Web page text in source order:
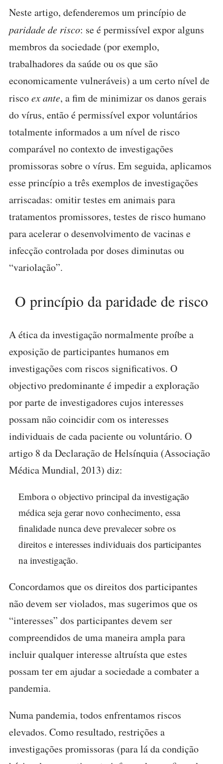
Neste artigo, defenderemos um princípio de
paridade de risco: se é permissível expor alguns
membros da sociedade (por exemplo,
trabalhadores da saúde ou os que são
economicamente vulneráveis) a um certo nível de
riscoex ante, a fim de minimizar os danos gerais
do vírus, então é permissível expor voluntários
totalmente informados a um nível de risco
comparável no contexto de investigações
promissoras sobre o vírus. Em seguida, aplicamos
esse princípio a três exemplos de investigações
arriscadas: omitir testes em animais para
tratamentos promissores, testes de risco humano
para acelerar o desenvolvimento de vacinas e
infecção controlada por doses diminutas ou
“variolação”.
O princípio da paridade de risco
A ética da investigação normalmente proíbe a
exposição de participantes humanos em
investigações com riscos significativos. O
objectivo predominante é impedir a exploração
por parte de investigadores cujos interesses
possam não coincidir com os interesses
individuais de cada paciente ou voluntário. O
artigo 8 da Declaração de Helsínquia (Associação
Médica Mundial, 2013) diz:
Embora o objectivo principal da investigação
médica seja gerar novo conhecimento, essa
finalidade nunca deve prevalecer sobre os
direitos e interesses individuais dos participantes
na investigação.
Concordamos que os direitos dos participantes
não devem ser violados, mas sugerimos que os
“interesses” dos participantes devem ser
compreendidos de uma maneira ampla para
incluir qualquer interesse altruísta que estes
possam ter em ajudar a sociedade a combater a
pandemia.
Numa pandemia, todos enfrentamos riscos
elevados. Como resultado, restrições a
investigações promissoras (para lá da condição